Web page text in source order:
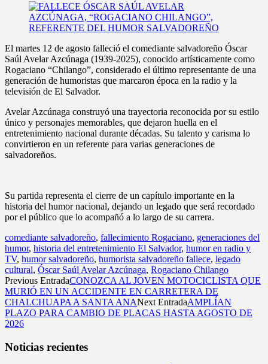
El martes 12 de agosto falleció el comediante salvadoreño Óscar
Saúl Avelar Azcúnaga (1939-2025), conocido artísticamente como
Rogaciano “Chilango”, considerado el último representante de una
generación de humoristas que marcaron época en la radio y la
televisión de El Salvador.
Avelar Azcúnaga construyó una trayectoria reconocida por su estilo
único y personajes memorables, que dejaron huella en el
entretenimiento nacional durante décadas. Su talento y carisma lo
convirtieron en un referente para varias generaciones de
salvadoreños.
Su partida representa el cierre de un capítulo importante en la
historia del humor nacional, dejando un legado que será recordado
por el público que lo acompañó a lo largo de su carrera.
comediante salvadoreño, fallecimiento Rogaciano, generaciones del
humor, historia del entretenimiento El Salvador, humor en radio y
TV, humor salvadoreño, humorista salvadoreño fallece, legado
cultural, Óscar Saúl Avelar Azcúnaga, Rogaciano Chilango
Previous EntradaCONOZCA AL JOVEN MOTOCICLISTA QUE
MURIÓ EN UN ACCIDENTE EN CARRETERA DE
CHALCHUAPA A SANTA ANANext EntradaAMPLÍAN
PLAZO PARA CAMBIO DE PLACAS HASTA AGOSTO DE
2026
Noticias recientes